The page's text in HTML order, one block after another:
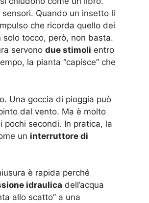
Quando un insetto li
che ricorda quello dei
tocco, però, non basta.
servono due stimoli entro
la pianta “capisce” che
Una goccia di pioggia può
dal vento. Ma è molto
secondi. In pratica, la
un interruttore di
è rapida perché
idraulica dell’acqua
allo scatto” a una